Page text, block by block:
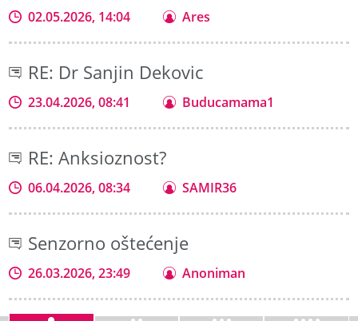
02.05.2026, 14:04 Ares
RE: Dr Sanjin Dekovic
23.04.2026, 08:41 Buducamama1
RE: Anksioznost?
06.04.2026, 08:34 SAMIR36
Senzorno oštećenje
26.03.2026, 23:49 Anoniman